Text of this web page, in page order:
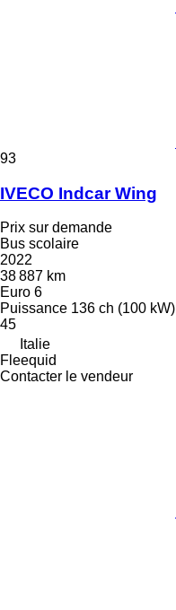
93
IVECO Indcar Wing
Prix sur demande
Bus scolaire
2022
38 887 km
Euro 6
Puissance 136 ch (100 kW)
45
Italie
Fleequid
Contacter le vendeur